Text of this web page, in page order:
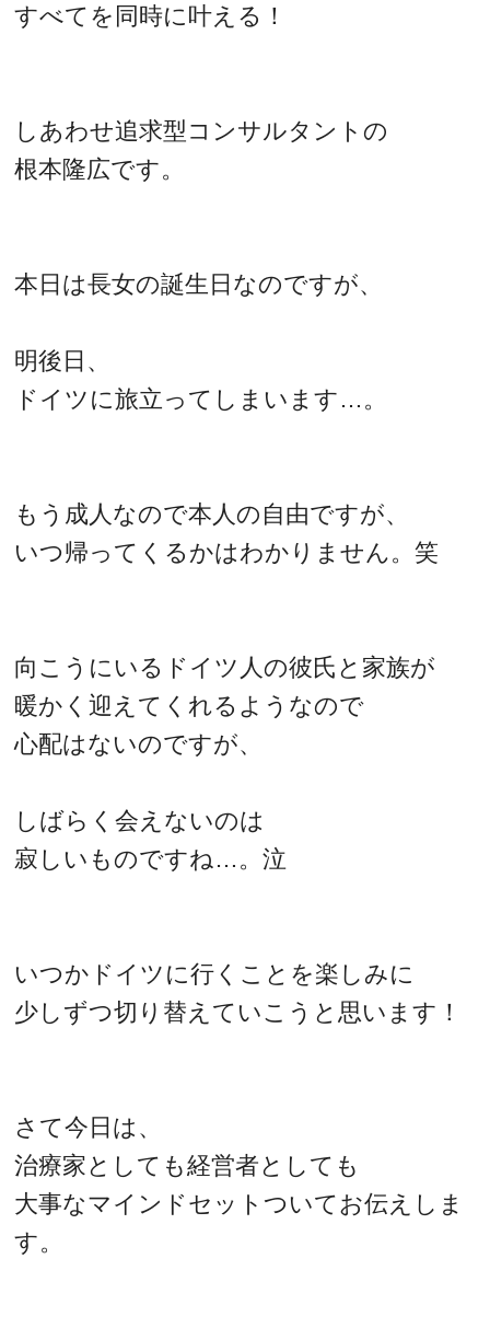
すべてを同時に叶える！
しあわせ追求型コンサルタントの
根本隆広です。
本日は長女の誕生日なのですが、
明後日、
ドイツに旅立ってしまいます…。
もう成人なので本人の自由ですが、
いつ帰ってくるかはわかりません。笑
向こうにいるドイツ人の彼氏と家族が
暖かく迎えてくれるようなので
心配はないのですが、
しばらく会えないのは
寂しいものですね…。泣
いつかドイツに行くことを楽しみに
少しずつ切り替えていこうと思います！
さて今日は、
治療家としても経営者としても
大事なマインドセットついてお伝えしま
す。